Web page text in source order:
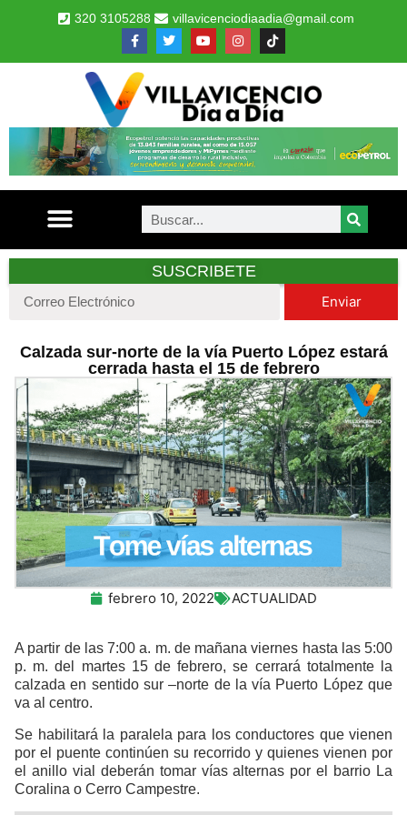
320 3105288 villavicenciodiaadia@gmail.com
SUSCRIBETE
Enviar
Calzada sur-norte de la vía Puerto López estará
cerrada hasta el 15 de febrero
febrero 10, 2022 ACTUALIDAD
A partir de las 7:00 a. m. de mañana viernes hasta las 5:00
p. m. del martes 15 de febrero, se cerrará totalmente la
calzada en sentido sur –norte de la vía Puerto López que
va al centro.
Se habilitará la paralela para los conductores que vienen
por el puente continúen su recorrido y quienes vienen por
el anillo vial deberán tomar vías alternas por el barrio La
Coralina o Cerro Campestre.